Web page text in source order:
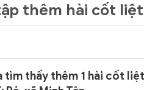
thêm hài cốt
tìm thấy thêm 1 hài cốt